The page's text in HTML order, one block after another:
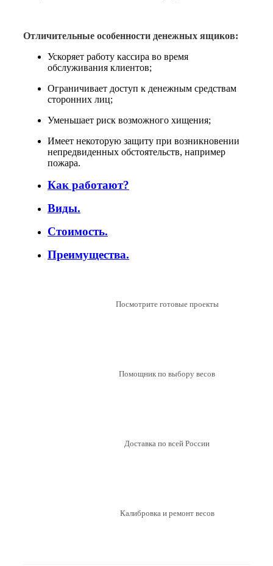
Отличительные особенности денежных ящиков:
Ускоряет работу кассира во время
обслуживания клиентов;
Ограничивает доступ к денежным средствам
сторонних лиц;
Уменьшает риск возможного хищения;
Имеет некоторую защиту при возникновении
непредвиденных обстоятельств, например
пожара.
Как работают?
Виды.
Стоимость.
Преимущества.
Посмотрите готовые проекты
Помощник по выбору весов
Доставка по всей России
Калибровка и ремонт весов